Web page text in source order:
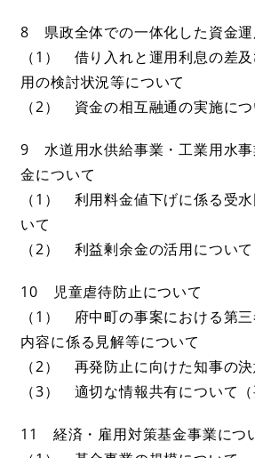
8 県政全体での一体化した資金運
（1） 借り入れと運用利息の差
用の検討状況等について
（2） 資金の相互融通の実施につ
9 水道用水供給事業・工業用水
金について
（1） 利用料金値下げに係る受
いて
（2） 利益剰余金の活用について
10 児童虐待防止について
（1） 府中町の事案における第
内容に係る見解等について
（2） 再発防止に向けた知事の
（3） 適切な情報共有について（
11 経済・雇用対策基金事業につ